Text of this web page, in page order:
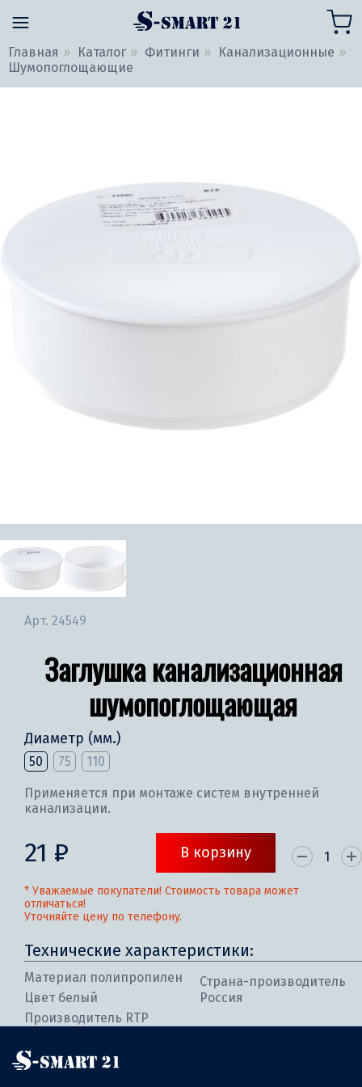
Главная Каталог Фитинги
Канализационные
Шумопоглощающие
Арт. 24549
Заглушка канализационная
шумопоглощающая
Диаметр (мм.)
50 75 110
Применяется при монтаже систем внутренней
канализации.
21 ₽ В корзину
* Уважаемые покупатели! Стоимость товара может
отличаться!
Уточняйте цену по телефону.
Технические характеристики:
Материал полипропилен
Цвет белый
Производитель RTP
Страна-производитель
Россия